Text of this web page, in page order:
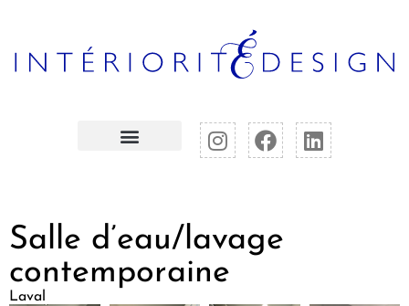
Salle d’eau/lavage
contemporaine
Laval